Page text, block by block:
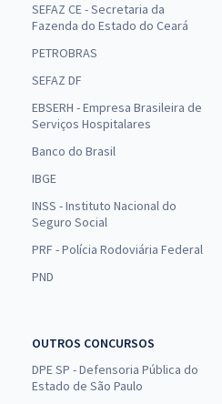
SEFAZ CE - Secretaria da
Fazenda do Estado do Ceará
PETROBRAS
SEFAZ DF
EBSERH - Empresa Brasileira de
Serviços Hospitalares
Banco do Brasil
IBGE
INSS - Instituto Nacional do
Seguro Social
PRF - Polícia Rodoviária Federal
PND
OUTROS CONCURSOS
DPE SP - Defensoria Pública do
Estado de São Paulo